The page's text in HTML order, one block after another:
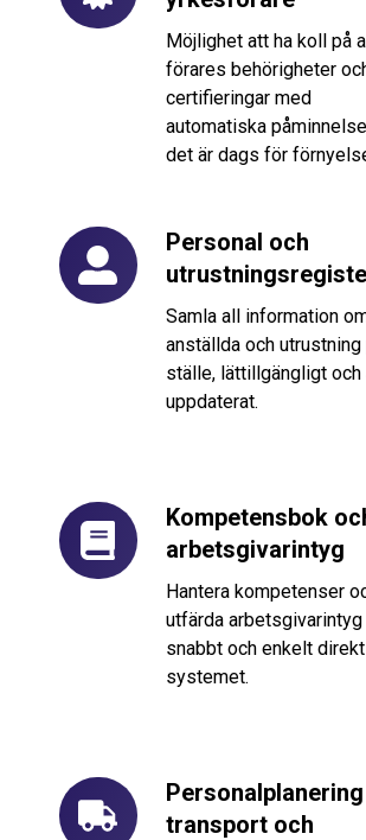
Möjlighet att ha koll på
förares behörigheter
certifieringar med
automatiska
det är dags för
yrkesförare
Personal och
Samla all information
anställda och utrustning
ställe, lättillgängligt och
uppdaterat.
Personal
och
utrustningsregister
Kompetensbok
arbetsgivarintyg
Hantera kompetenser
utfärda arbetsgivarintyg
snabbt och enkelt
systemet.
Kompetensbok
och
arbetsgivarintyg
transport och
Personalplanering
för